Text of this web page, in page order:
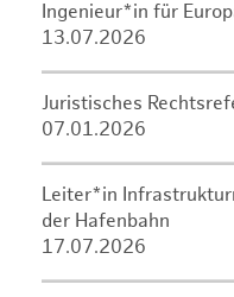
Ingenieur*in für
13.07.2026
Juristisches
07.01.2026
Leiter*in
der Hafenbahn
17.07.2026